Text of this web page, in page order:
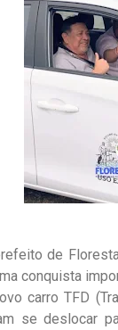
de
conquista
carro TFD
se deslocar